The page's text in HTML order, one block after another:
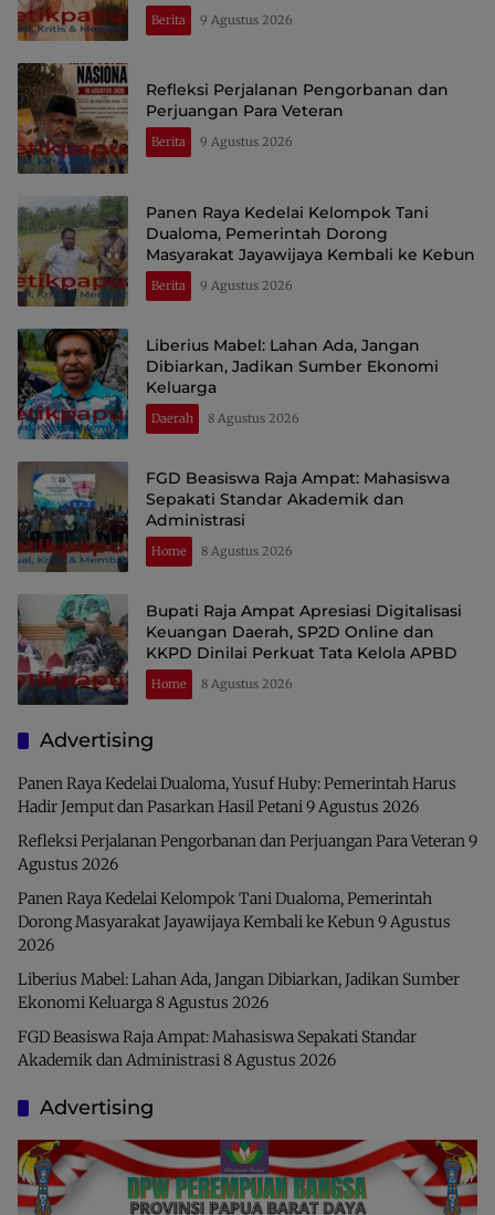
Berita 9 Agustus 2026
Refleksi Perjalanan Pengorbanan dan
Perjuangan Para Veteran
Berita 9 Agustus 2026
Panen Raya Kedelai Kelompok Tani
Dualoma, Pemerintah Dorong
Masyarakat Jayawijaya Kembali ke Kebun
Berita 9 Agustus 2026
Liberius Mabel: Lahan Ada, Jangan
Dibiarkan, Jadikan Sumber Ekonomi
Keluarga
Daerah 8 Agustus 2026
FGD Beasiswa Raja Ampat: Mahasiswa
Sepakati Standar Akademik dan
Administrasi
Home 8 Agustus 2026
Bupati Raja Ampat Apresiasi Digitalisasi
Keuangan Daerah, SP2D Online dan
KKPD Dinilai Perkuat Tata Kelola APBD
Home 8 Agustus 2026
Advertising
Panen Raya Kedelai Dualoma, Yusuf Huby: Pemerintah Harus
Hadir Jemput dan Pasarkan Hasil Petani9 Agustus 2026
Refleksi Perjalanan Pengorbanan dan Perjuangan Para Veteran9
Agustus 2026
Panen Raya Kedelai Kelompok Tani Dualoma, Pemerintah
Dorong Masyarakat Jayawijaya Kembali ke Kebun9 Agustus
2026
Liberius Mabel: Lahan Ada, Jangan Dibiarkan, Jadikan Sumber
Ekonomi Keluarga8 Agustus 2026
FGD Beasiswa Raja Ampat: Mahasiswa Sepakati Standar
Akademik dan Administrasi8 Agustus 2026
Advertising